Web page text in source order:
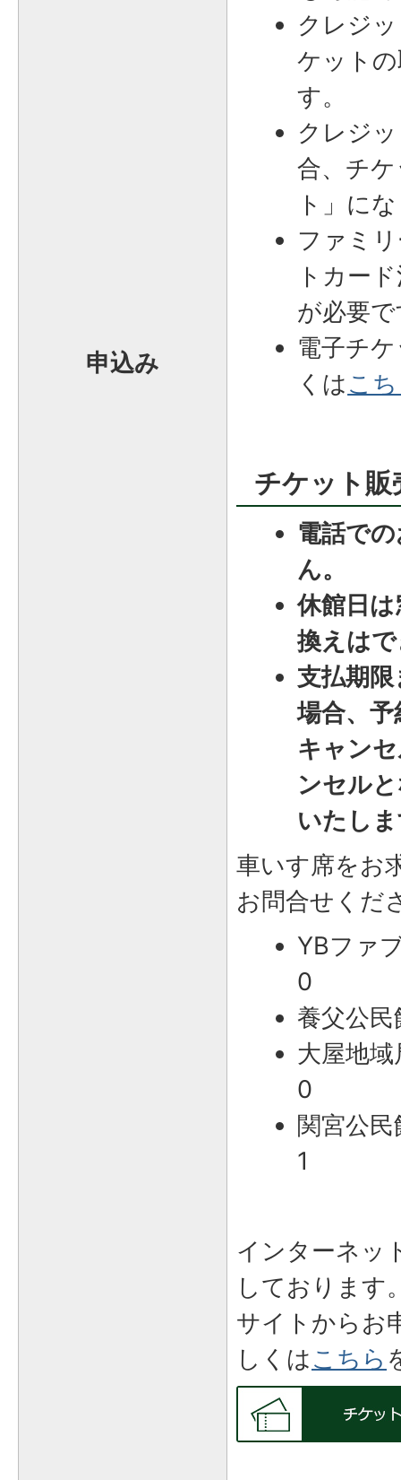
申込み
クレジ
ケット
す。
クレジ
合、チ
ト」に
ファミ
トカー
が必要
電子チ
くはこ
チケット
電話で
ん。
休館日
換えは
支払期
場合、
キャン
ンセル
いたし
車いす席をお
お問合せくだ
YBファ
0
養父公
大屋地
0
関宮公
1
インターネッ
しております
サイトからお
しくはこちら